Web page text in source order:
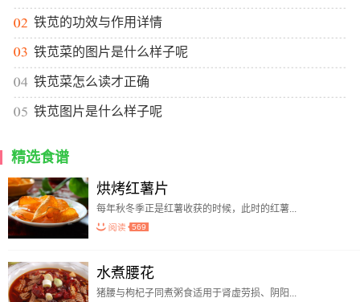
铁苋的功效与作用详情
铁苋菜的图片是什么样子呢
铁苋菜怎么读才正确
铁苋图片是什么样子呢
精选食谱
烘烤红薯片
每年秋冬季正是红薯收获的时候，此时的红薯...
569
水煮腰花
猪腰与枸杞子同煮粥食适用于肾虚劳损、阴阳...